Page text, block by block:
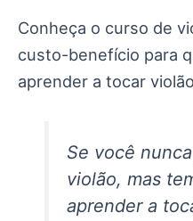
Conheça o curso de
custo-benefício para
aprender a tocar
Se você
violão, mas
aprender a